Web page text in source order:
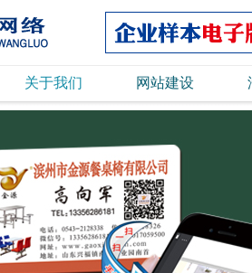
关于我们 网站建设